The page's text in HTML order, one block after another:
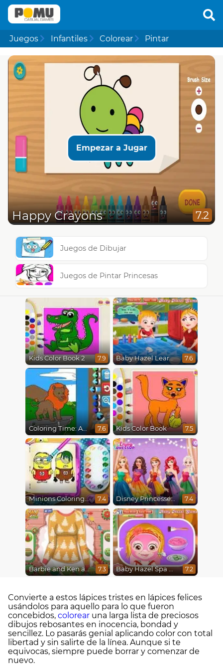
Juegos Infantiles Colorear Pintar
Empezar a Jugar
Happy Crayons 7.2
Juegos de Dibujar
Juegos de Pintar Princesas
Kids Color Book 2 7.9 Baby Hazel Learns Colors 7.6
Coloring Time: Animals 7.6 Kids Color Book 7.5
Minions Coloring Book 7.4 Disney Princesses Rainbow Dresses 7.4
Barbie and Ken a Perfect Christmas 7.3 Baby Hazel Spa Makeover 7.2
Convierte a estos lápices tristes en lápices felices
usándolos para aquello para lo que fueron
concebidos, colorear una larga lista de preciosos
dibujos rebosantes en inocencia, bondad y
sencillez. Lo pasarás genial aplicando color con total
libertad y sin salirte de la línea. Aunque si te
equivocas, siempre puede borrar y comenzar de
nuevo.